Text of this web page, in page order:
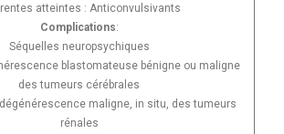
atteintes : Anticonvulsivants
Complications:
Séquelles neuropsychiques
blastomateuse bénigne ou maligne
des tumeurs cérébrales
maligne, in situ, des tumeurs
rénales